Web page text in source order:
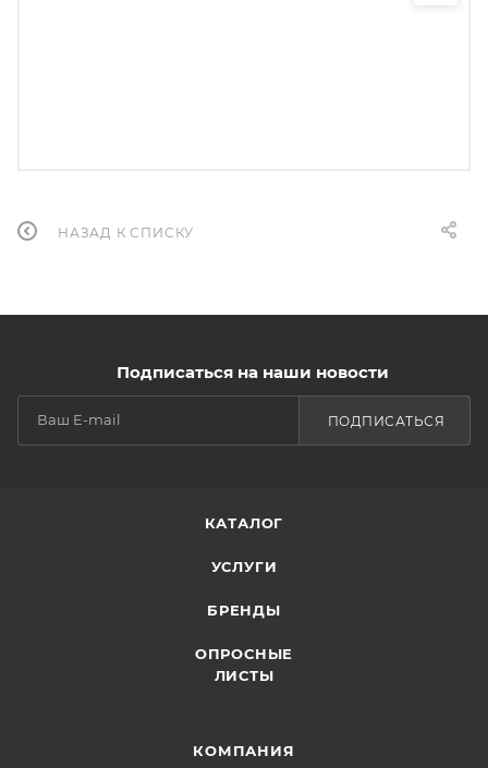
НАЗАД К СПИСКУ
Подписаться на наши новости
ПОДПИСАТЬСЯ
КАТАЛОГ
УСЛУГИ
БРЕНДЫ
ОПРОСНЫЕ
ЛИСТЫ
КОМПАНИЯ